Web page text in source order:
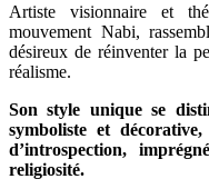
Artiste visionnaire et
mouvement Nabi,
désireux de réinventer la
réalisme.
Son style unique se
symboliste et
d’introspection,
religiosité.